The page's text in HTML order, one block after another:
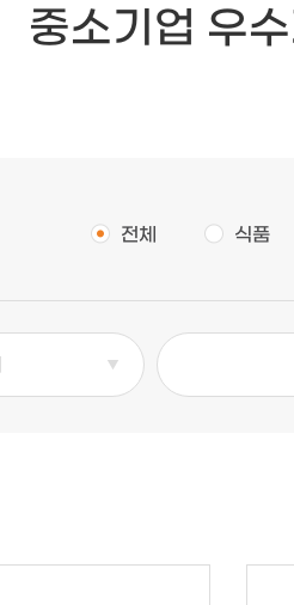
중소기업 우
전체 식품